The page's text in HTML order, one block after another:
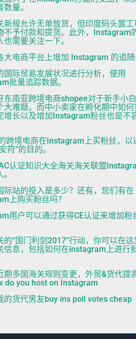
量。
新规允许无单放货，但印度码头罢工
不予付款和提货。此外，Instagram
也需要关注一下。
大电商平台上增加 Instagram 的追随
国际贸易发展状况进行分析，使用
批量追踪数据。
东南亚跨境电商shopee对于新手小
大难题，而中小卖家在孵化期中如何
增长以及增加Instagram粉丝也是不
跨境电商在Instagram上买粉丝，以
符”的目的。
认证知识大全海关海关联盟
际站的投入是多少？还有，您们有在
上购买粉丝吗？
用户可以通过获得CE认证来增加粉
的“国门利剑2017”行动，你可以在这
信息，包括如何在instagram上进行
期多国海关规则变更，外贸&货代提
do you host on Instagram
的货代男友buy ins poll votes cheap